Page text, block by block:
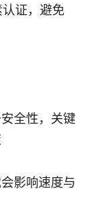
证，避免
全性，关键
影响速度与